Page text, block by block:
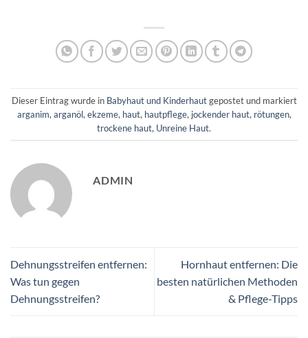
Dieser Eintrag wurde in Babyhaut und Kinderhautgepostet und markiert
arganim, arganöl, ekzeme, haut, hautpflege, jockender haut, rötungen,
trockene haut, Unreine Haut.
ADMIN
Dehnungsstreifen entfernen:
Was tun gegen
Dehnungsstreifen?
Hornhaut entfernen: Die
besten natürlichen Methoden
& Pflege-Tipps